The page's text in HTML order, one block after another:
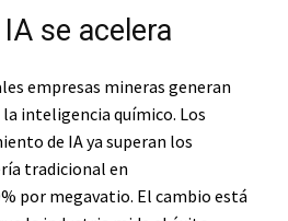
se acelera
empresas mineras generan
inteligencia químico. Los
de IA ya superan los
tradicional en
por megavatio. El cambio está